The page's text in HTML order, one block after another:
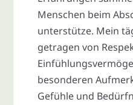
Menschen beim
unterstütze. Mein
getragen von
besonderen
Gefühle und